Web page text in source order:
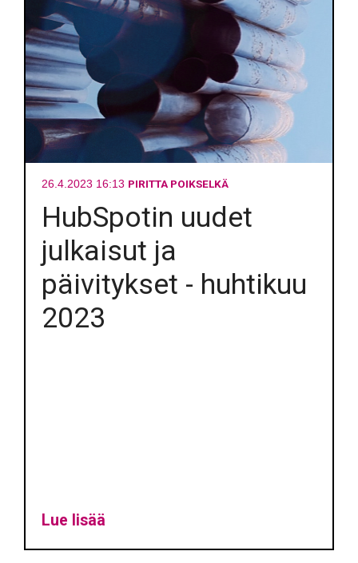
26.4.2023 16:13 PIRITTA POIKSELKÄ
HubSpotin uudet
julkaisut ja
päivitykset - huhtikuu
2023
Lue lisää